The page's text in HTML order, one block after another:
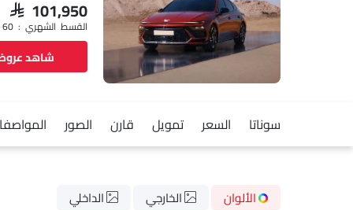
SAR 101,950
القسط الشهري : SAR 1,521 x 60
شاهد
سوناتا السعر تمويل قارن الصور
الألوان الخارجي الداخلي